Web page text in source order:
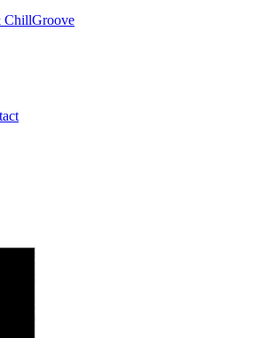
ChillGroove